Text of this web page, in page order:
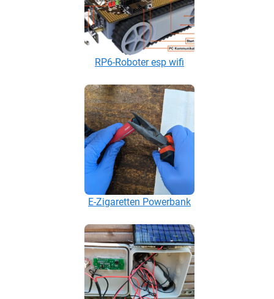
RP6-Roboter esp wifi
E-Zigaretten Powerbank